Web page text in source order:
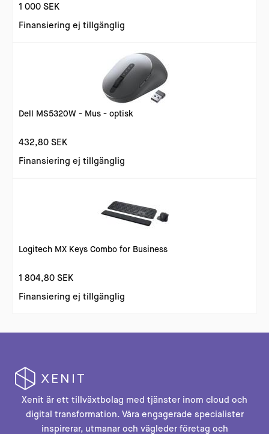
1 000 SEK
Finansiering ej tillgänglig
Dell MS5320W - Mus - optisk
432,80 SEK
Finansiering ej tillgänglig
Logitech MX Keys Combo for Business
1 804,80 SEK
Finansiering ej tillgänglig
Xenit är ett tillväxtbolag med tjänster inom cloud och
digital transformation. Våra engagerade specialister
inspirerar, utmanar och vägleder företag och